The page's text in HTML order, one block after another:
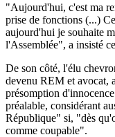
"Aujourd'hui, c'est ma
prise de fonctions (...)
aujourd'hui je souhaite
l'Assemblée", a insisté
De son côté, l'élu
devenu REM et avocat,
présomption
préalable, considérant
République" si, "dès
comme coupable".